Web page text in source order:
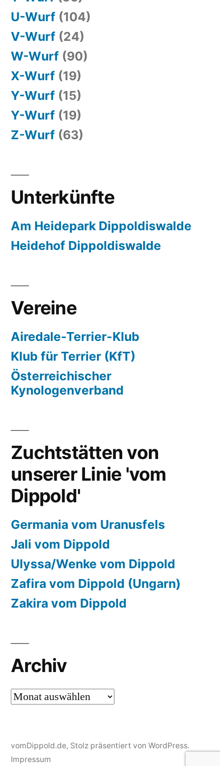
U-Wurf (104)
V-Wurf (24)
W-Wurf (90)
X-Wurf (19)
Y-Wurf (15)
Y-Wurf (19)
Z-Wurf (63)
Unterkünfte
Am Heidepark Dippoldiswalde
Heidehof Dippoldiswalde
Vereine
Airedale-Terrier-Klub
Klub für Terrier (KfT)
Österreichischer
Kynologenverband
Zuchtstätten von
unserer Linie 'vom
Dippold'
Germania vom Uranusfels
Jali vom Dippold
Ulyssa/Wenke vom Dippold
Zafira vom Dippold (Ungarn)
Zakira vom Dippold
Archiv
Archiv
vomDippold.de, Stolz präsentiert von WordPress.
Impressum